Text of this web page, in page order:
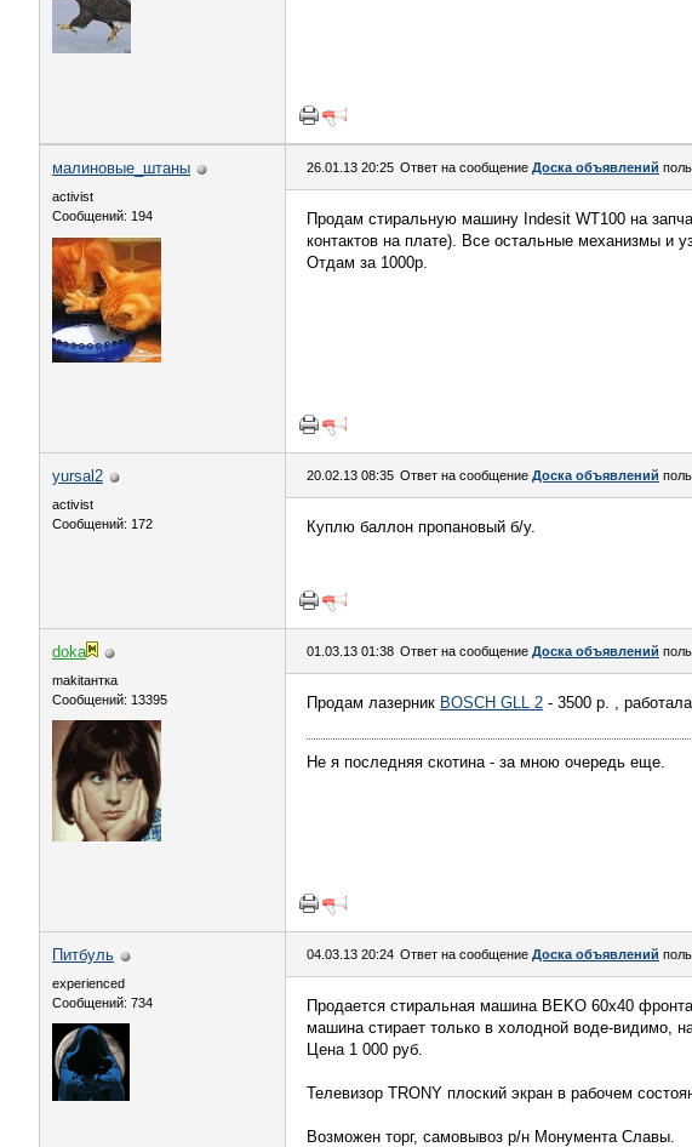
малиновые_штаны
activist
Сообщений: 194
26.01.13 20:25 Ответ на сообщение Доска объявлений
Продам стиральную машину Indesit WT100 на
контактов на плате). Все остальные механизмы и
Отдам за 1000р.
yursal2
activist
Сообщений: 172
20.02.13 08:35 Ответ на сообщение Доска объявлений
Куплю баллон пропановый б/у.
doka
makitaнтка
Сообщений: 13395
01.03.13 01:38 Ответ на сообщение Доска объявлений
Продам лазерник BOSCH GLL 2 - 3500 р. ,
Не я последняя скотина - за мною очередь еще.
Питбуль
experienced
Сообщений: 734
04.03.13 20:24 Ответ на сообщение Доска объявлений
Продается стиральная машина BEKO 60х40
машина стирает только в холодной воде-видимо,
Цена 1 000 руб.
Телевизор TRONY плоский экран в рабочем
Возможен торг, самовывоз р/н Монумента Славы.